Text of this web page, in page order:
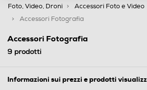
Foto, Video, Droni
Accessori Foto e Video
Accessori Fotografia
Accessori Fotografia
9 prodotti
Informazioni sui prezzi e prodotti